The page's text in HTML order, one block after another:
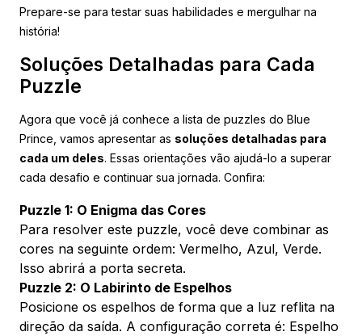
Prepare-se para testar suas habilidades e mergulhar na
história!
Soluções Detalhadas para Cada
Puzzle
Agora que você já conhece a lista de puzzles do Blue
Prince, vamos apresentar as soluções detalhadas para
cada um deles. Essas orientações vão ajudá-lo a superar
cada desafio e continuar sua jornada. Confira:
Puzzle 1: O Enigma das Cores
Para resolver este puzzle, você deve combinar as
cores na seguinte ordem: Vermelho, Azul, Verde.
Isso abrirá a porta secreta.
Puzzle 2: O Labirinto de Espelhos
Posicione os espelhos de forma que a luz reflita na
direção da saída. A configuração correta é: Espelho